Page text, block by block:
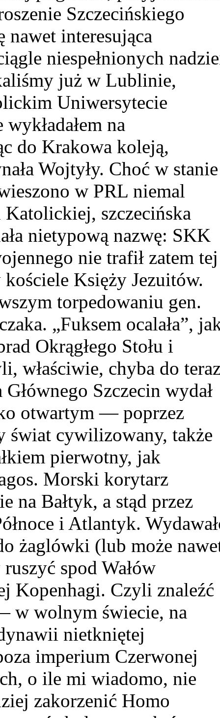
Szczecińskiego
interesująca
niespełnionych
już w Lublinie,
Uniwersytecie
na
do Krakowa koleją,
Wojtyły. Choć w stanie
w PRL niemal
szczecińska
nietypową nazwę: SKK
nie trafił zatem tej
Księży Jezuitów.
torpedowaniu gen.
„Fuksem ocalała”,
Okrągłego Stołu i
właściwie, chyba do
Szczecin wydał
otwartym — poprzez
świat cywilizowany, także
pierwotny, jak
Morski korytarz
na Bałtyk, a stąd przez
i Atlantyk.
żaglówki (lub może
spod Wałów
Kopenhagi. Czyli znaleźć
w wolnym świecie, na
nietkniętej
imperium Czerwonej
o ile mi wiadomo, nie
zakorzenić Homo